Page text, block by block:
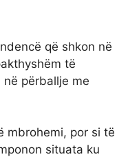
që shkon në
të
përballje me
mbrohemi, por si të
situata ku